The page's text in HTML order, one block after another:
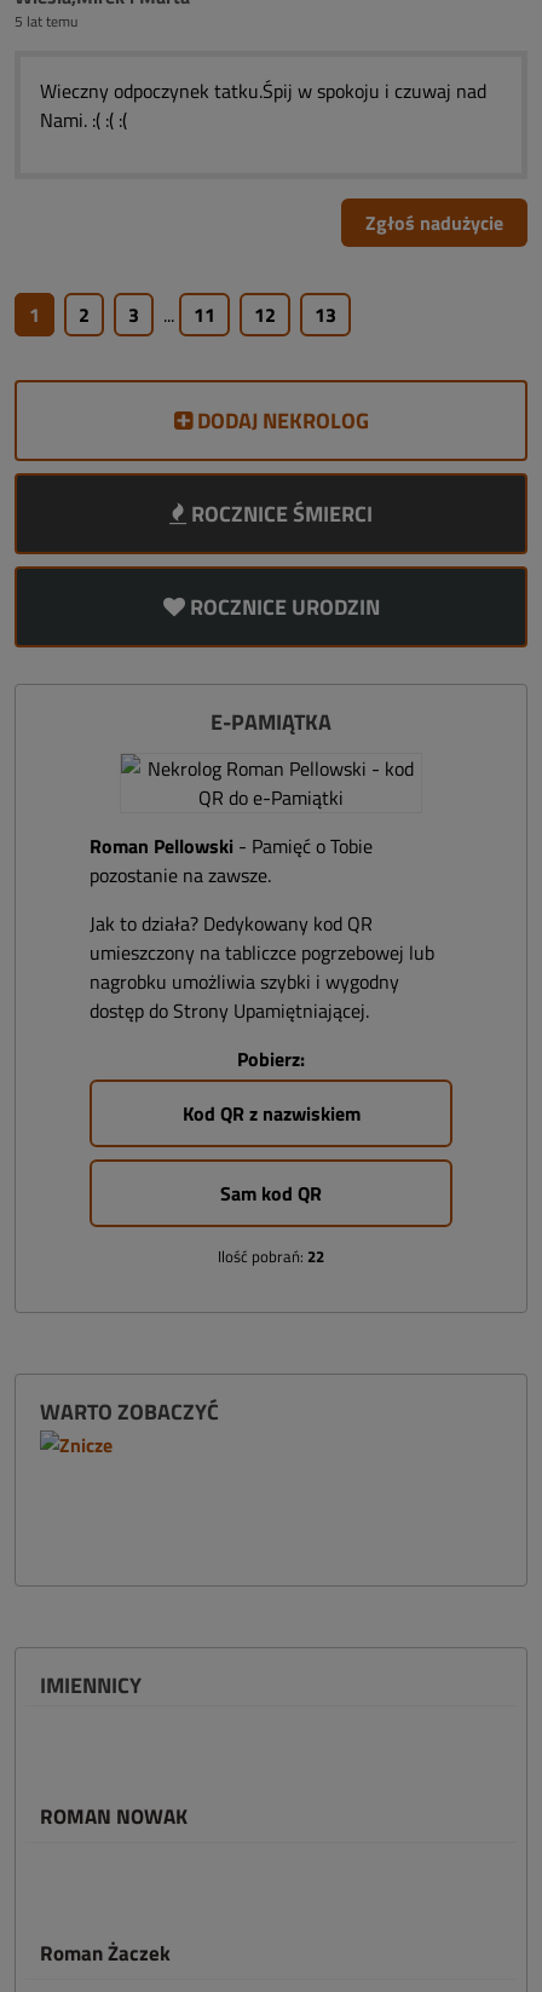
5 lat temu
Wieczny odpoczynek tatku.Śpij w spokoju i czuwaj nad
Nami. :( :( :(
Zgłoś nadużycie
1 2 3 ... 11 12 13
DODAJ NEKROLOG
ROCZNICE ŚMIERCI
ROCZNICE URODZIN
E-PAMIĄTKA
Roman Pellowski - Pamięć o Tobie
pozostanie na zawsze.
Jak to działa? Dedykowany kod QR
umieszczony na tabliczce pogrzebowej lub
nagrobku umożliwia szybki i wygodny
dostęp do Strony Upamiętniającej.
Pobierz:
Kod QR z nazwiskiem
Sam kod QR
Ilość pobrań: 22
WARTO ZOBACZYĆ
IMIENNICY
ROMAN NOWAK
Roman Żaczek